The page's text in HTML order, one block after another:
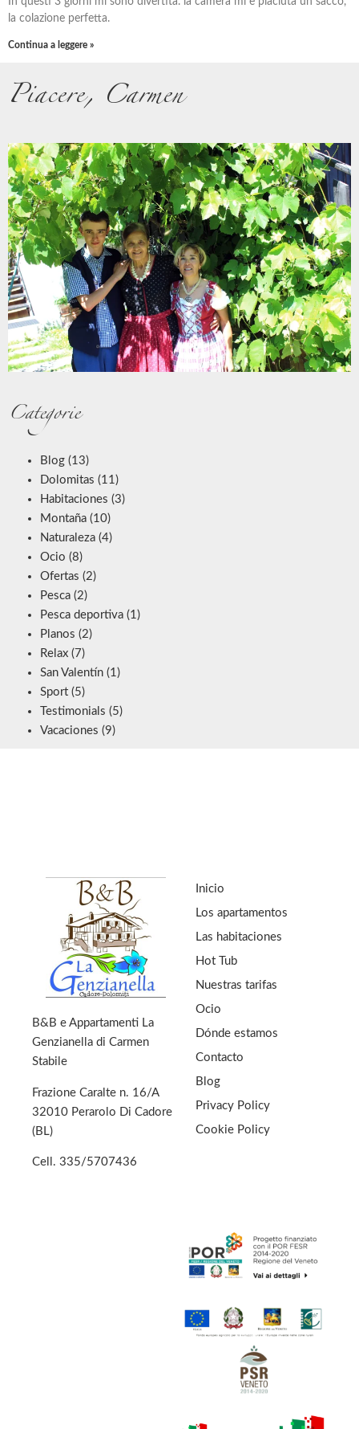
la colazione perfetta.
Continua a leggere »
Piacere, Carmen
Categorie
Blog (13)
Dolomitas (11)
Habitaciones (3)
Montaña (10)
Naturaleza (4)
Ocio (8)
Ofertas (2)
Pesca (2)
Pesca deportiva (1)
Planos (2)
Relax (7)
San Valentín (1)
Sport (5)
Testimonials (5)
Vacaciones (9)
B&B e Appartamenti La
Genzianella di Carmen
Stabile
Frazione Caralte n. 16/A
32010 Perarolo Di Cadore
(BL)
Cell. 335/5707436
Inicio
Los apartamentos
Las habitaciones
Hot Tub
Nuestras tarifas
Ocio
Dónde estamos
Contacto
Blog
Privacy Policy
Cookie Policy